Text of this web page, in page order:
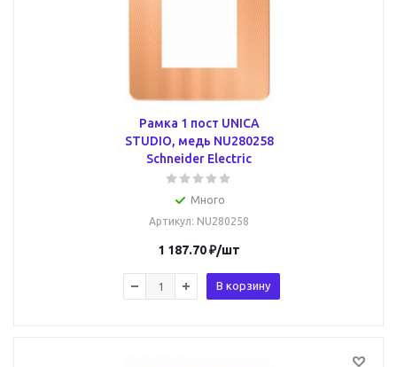
Рамка 1 пост UNICA
STUDIO, медь NU280258
Schneider Electric
Много
Артикул: NU280258
1 187.70₽/шт
В корзину